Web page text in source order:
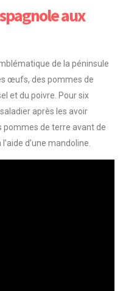
aux
de la péninsule
œufs, des pommes de
et du poivre. Pour six
après les avoir
pommes de terre avant de
d’une mandoline.